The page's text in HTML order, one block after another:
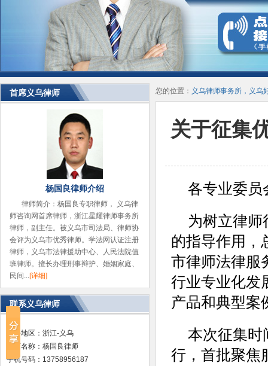
首席义乌律师
杨国良律师介绍
律师简介：杨国良专职律师， 义乌律
师咨询网首席律师，浙江星耀律师事务所
律师，副主任。被义乌市司法局、律师协
会评为义乌市优秀律师。学法网认证注册
律师，义乌市法律援助中心、人民法院值
班律师。擅长办理刑事辩护、婚姻家庭、
民间...[详细]
联系义乌律师
省份地区：浙江-义乌
律师名称：杨国良律师
手机号码：13758956187
您的位置： 义乌律师事务所，义乌
关于征集
各专业委员
为树立律师
的指导作用，
市律师法律服
行业专业化发
产品和典型案
本次征集时
行，首批聚焦